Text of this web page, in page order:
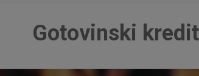
Gotovinski